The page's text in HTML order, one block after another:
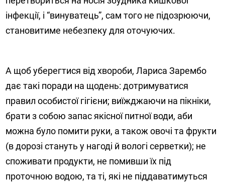
інфекції, і “винуватець”, сам того не підозрюючи,
становитиме небезпеку для оточуючих.
А щоб уберегтися від хвороби, Лариса Зарембо
дає такі поради на щодень: дотримуватися
правил особистої гігієни; виїжджаючи на пікніки,
брати з собою запас якісної питної води, аби
можна було помити руки, а також овочі та фрукти
(в дорозі стануть у нагоді й вологі серветки); не
споживати продукти, не помивши їх під
проточною водою, та ті, які не піддаватимуться